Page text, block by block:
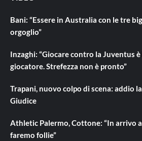
Bani: “Essere in Australia con le tre
orgoglio”
Inzaghi: “Giocare contro la Juventus
giocatore. Strefezza non è pronto”
Trapani, nuovo colpo di scena: addio
Giudice
Athletic Palermo, Cottone: “In arrivo
faremo follie”